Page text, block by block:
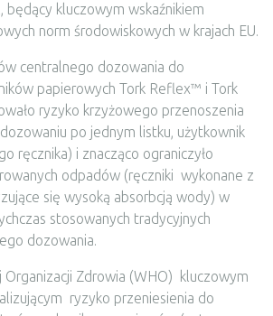
kluczowym wskaźnikiem
norm środowiskowych w krajach EU.
centralnego dozowania do
papierowych Tork Reflex™ i Tork
ryzyko krzyżowego przenoszenia
po jednym listku, użytkownik
ręcznika) i znacząco ograniczyło
odpadów (ręczniki wykonane z
się wysoką absorbcją wody) w
stosowanych tradycyjnych
dozowania.
Organizacji Zdrowia (WHO) kluczowym
ryzyko przeniesienia do